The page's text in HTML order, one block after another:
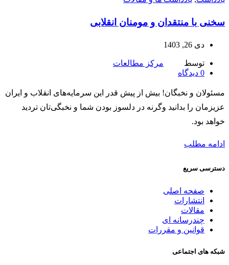
سخنی با منتقدان و مومنان انقلابی
دی 26, 1403
توسط
مرکز مطالعات
0 دیدگاه
مسئولان و نخبگان! بیش از پیش قدر این سرمایه‌های انقلاب و ایران
عزیزمان را بدانید وگرنه در دلسوز بودن شما و نخبگی‌تان تردید
خواهد بود.
ادامه مطلب
دسترسی سریع
صفحه اصلی
انتشارات
مقالات
چندرسانه ای
قوانین و مقررات
شبکه های اجتماعی